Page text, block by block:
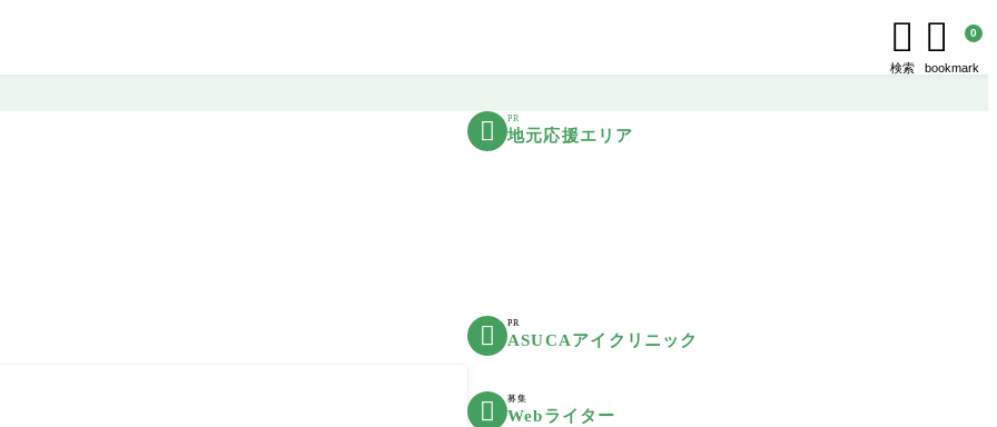

検索
 0
bookmark
 PR
地元応援エリア
 PR
ASUCAアイクリニック
 募集
Webライター